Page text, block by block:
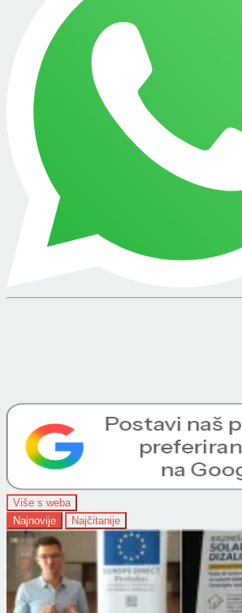
Više s weba
Najnovije
Najčitanije